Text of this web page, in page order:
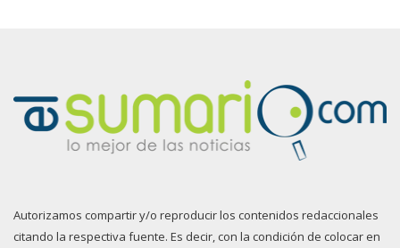
Autorizamos compartir y/o reproducir los contenidos redaccionales
citando la respectiva fuente. Es decir, con la condición de colocar en